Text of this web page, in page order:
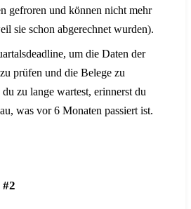
gefroren und können nicht mehr
sie schon abgerechnet wurden).
um die Daten der
prüfen und die Belege zu
zu lange wartest, erinnerst du
was vor 6 Monaten passiert ist.